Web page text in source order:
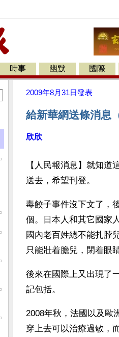
時事 幽默 國際
2009年8月31日發表
給新華網送條消息
欣欣
【人民報消息】就知道
送去，希望刊登。
毒餃子事件沒下文了，
個。日本人和其它國家
國內老百姓總不能扎脖
只能壯着膽兒，閉着眼
後來在國際上又出現了
記包括。
2008年秋，法國以及歐
穿上去可以治療過敏，